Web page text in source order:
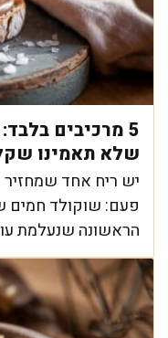
5 מרכיבים
שלא תאמינו
יש ריח אחד
פעם: שוקולד חמים
הראשונה שנעלמת